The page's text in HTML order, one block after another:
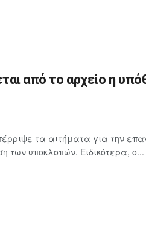
από το αρχείο η
τα αιτήματα για την
των υποκλοπών. Ειδικότερα, ο...